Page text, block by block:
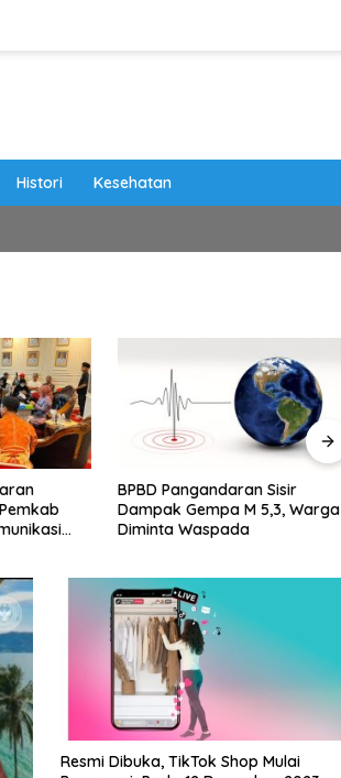
Histori Kesehatan
Sisir
Warga
Mahasiswa KKN IPB Berikan
Pelatihan Pembuatan Totebag
Ecoprint bagi Siswa SDN 1
Resmi Dibuka, TikTok Shop Mulai